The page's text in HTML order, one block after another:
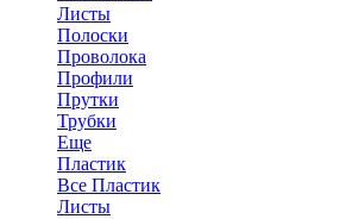
Листы
Полоски
Проволока
Профили
Прутки
Трубки
Еще
Пластик
Все Пластик
Листы